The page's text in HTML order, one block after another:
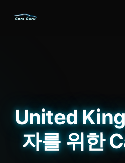
United
자를 위한